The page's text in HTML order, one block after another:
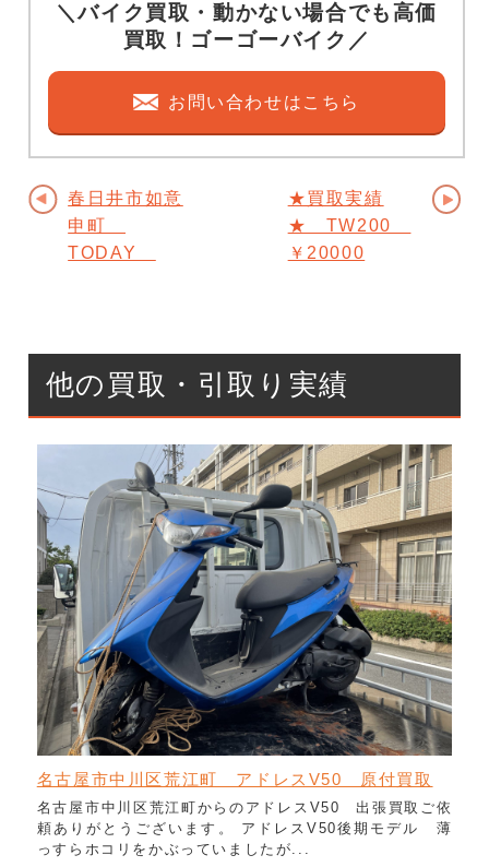
＼バイク買取・動かない場合でも高価
買取！ゴーゴーバイク／
お問い合わせはこちら
春日井市如意
申町
TODAY
★買取実績
★ TW200
￥20000
他の買取・引取り実績
名古屋市中川区荒江町 アドレスV50 原付買取
名古屋市中川区荒江町からのアドレスV50 出張買取ご依
頼ありがとうございます。 アドレスV50後期モデル 薄
っすらホコリをかぶっていましたが...